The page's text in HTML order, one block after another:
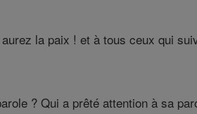
la paix ! et à tous ceux qui
? Qui a prêté attention à sa